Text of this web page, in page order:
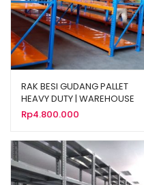
RAK BESI GUDANG PALLET
HEAVY DUTY | WAREHOUSE
RACKING SYSTEM
Rp4.800.000